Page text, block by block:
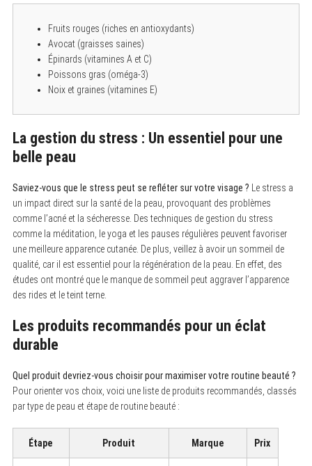
Fruits rouges (riches en antioxydants)
Avocat (graisses saines)
Épinards (vitamines A et C)
Poissons gras (oméga-3)
Noix et graines (vitamines E)
La gestion du stress : Un essentiel pour une
belle peau
Saviez-vous que le stress peut se refléter sur votre visage ? Le stress a
un impact direct sur la santé de la peau, provoquant des problèmes
comme l’acné et la sécheresse. Des techniques de gestion du stress
comme la méditation, le yoga et les pauses régulières peuvent favoriser
une meilleure apparence cutanée. De plus, veillez à avoir un sommeil de
qualité, car il est essentiel pour la régénération de la peau. En effet, des
études ont montré que le manque de sommeil peut aggraver l’apparence
des rides et le teint terne.
Les produits recommandés pour un éclat
durable
Quel produit devriez-vous choisir pour maximiser votre routine beauté ?
Pour orienter vos choix, voici une liste de produits recommandés, classés
par type de peau et étape de routine beauté :
Étape Produit Marque Prix